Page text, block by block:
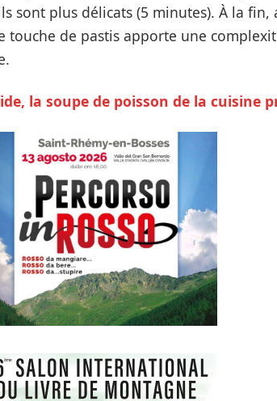
sont plus délicats (5 minutes). À la fin,
touche de pastis apporte une
la soupe de poisson de la cuisine